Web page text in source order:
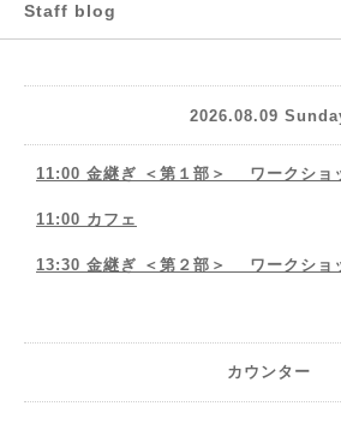
Staff blog
2026.08.09
11:00 金継ぎ ＜第１部＞ ワークショ
11:00 カフェ
13:30 金継ぎ ＜第２部＞ ワークショ
カウンター